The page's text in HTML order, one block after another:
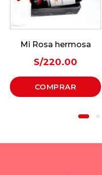
Mi Rosa hermosa
220.00
COMPRAR